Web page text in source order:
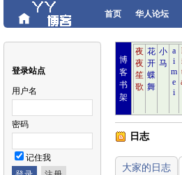
首页 华人论坛
登录站点
用户名
密码
记住我
博
客
书
架
日志
大家的日志